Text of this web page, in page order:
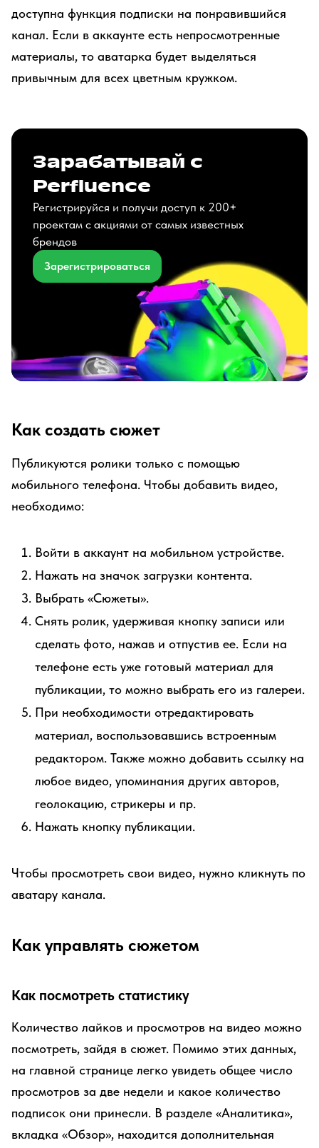
доступна функция подписки на понравившийся
канал. Если в аккаунте есть непросмотренные
материалы, то аватарка будет выделяться
привычным для всех цветным кружком.
Зарабатывай с
Perfluence
Регистрируйся и получи доступ к 200+
проектам с акциями от самых известных
брендов
Зарегистрироваться
Как создать сюжет
Публикуются ролики только с помощью
мобильного телефона. Чтобы добавить видео,
необходимо:
Войти в аккаунт на мобильном устройстве.
Нажать на значок загрузки контента.
Выбрать «Сюжеты».
Снять ролик, удерживая кнопку записи или
сделать фото, нажав и отпустив ее. Если на
телефоне есть уже готовый материал для
публикации, то можно выбрать его из галереи.
При необходимости отредактировать
материал, воспользовавшись встроенным
редактором. Также можно добавить ссылку на
любое видео, упоминания других авторов,
геолокацию, стрикеры и пр.
Нажать кнопку публикации.
Чтобы просмотреть свои видео, нужно кликнуть по
аватару канала.
Как управлять сюжетом
Как посмотреть статистику
Количество лайков и просмотров на видео можно
посмотреть, зайдя в сюжет. Помимо этих данных,
на главной странице легко увидеть общее число
просмотров за две недели и какое количество
подписок они принесли. В разделе «Аналитика»,
вкладка «Обзор», находится дополнительная